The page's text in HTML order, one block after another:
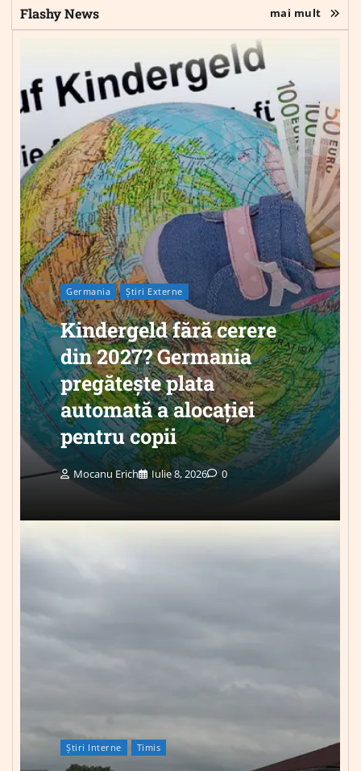
Flashy News mai mult
Germania Știri Externe
Kindergeld fără cerere
din 2027? Germania
pregătește plata
automată a alocației
pentru copii
Mocanu Erich Iulie 8, 2026 0
Știri Interne Timis